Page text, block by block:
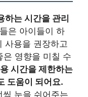
하는 시간을 관리
은 아이들이 하
사용을 권장하고
은 영향을 미칠 수
시간을 제한하는
도움이 되어요.
눈을 쉬어주는